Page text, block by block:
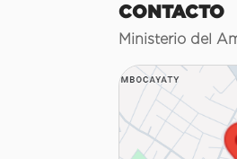
CONTACTO
Ministerio del